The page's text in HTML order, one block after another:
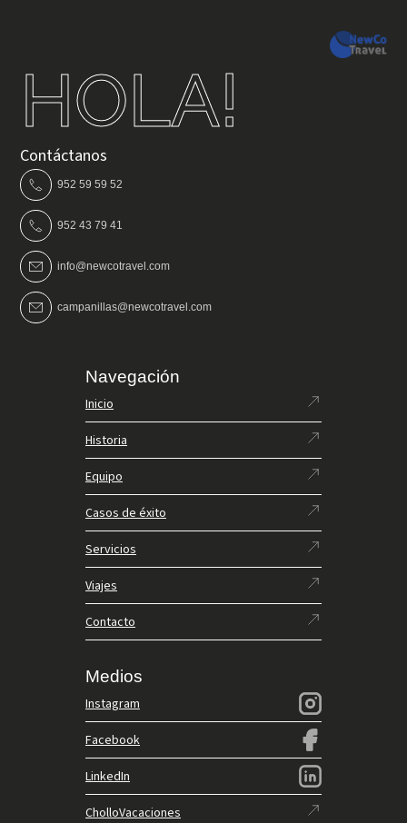
HOLA!
Contáctanos
952 59 59 52
952 43 79 41
info@newcotravel.com
campanillas@newcotravel.com
Navegación
Inicio
Historia
Equipo
Casos de éxito
Servicios
Viajes
Contacto
Medios
Instagram
Facebook
LinkedIn
CholloVacaciones